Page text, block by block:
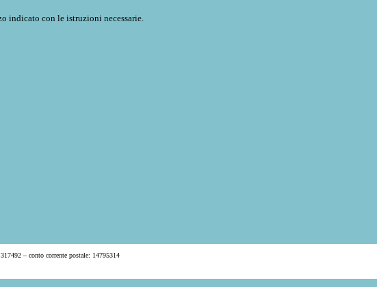
indicato con le istruzioni necessarie.
– conto corrente postale: 14795314